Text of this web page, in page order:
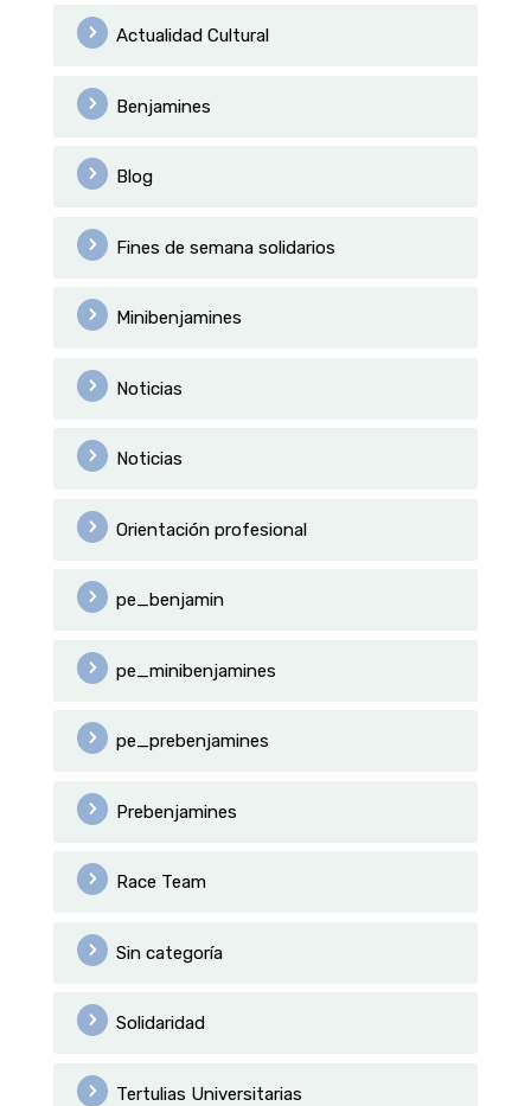
Actualidad Cultural
Benjamines
Blog
Fines de semana solidarios
Minibenjamines
Noticias
Noticias
Orientación profesional
pe_benjamin
pe_minibenjamines
pe_prebenjamines
Prebenjamines
Race Team
Sin categoría
Solidaridad
Tertulias Universitarias